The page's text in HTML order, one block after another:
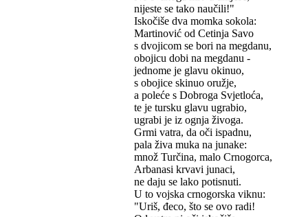
nijeste se tako naučili!"
Iskočiše dva momka sokola:
Martinović od Cetinja Savo
s dvojicom se bori na megdanu,
obojicu dobi na megdanu -
jednome je glavu okinuo,
s obojice skinuo oružje,
a poleće s Dobroga Svjetloća,
te je tursku glavu ugrabio,
ugrabi je iz ognja živoga.
Grmi vatra, da oči ispadnu,
pala živa muka na junake:
množ Turčina, malo Crnogorca,
Arbanasi krvavi junaci,
ne daju se lako potisnuti.
U to vojska crnogorska viknu:
"Uriš, đeco, što se ovo radi!